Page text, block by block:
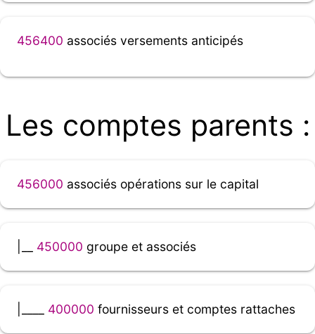
456400 associés versements anticipés
Les comptes parents :
456000 associés opérations sur le capital
450000 groupe et associés
400000 fournisseurs et comptes rattaches